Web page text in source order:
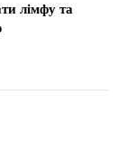
лімфу та